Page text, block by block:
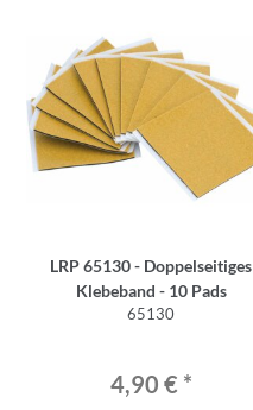
LRP 65130 - Doppelseitiges
Klebeband - 10 Pads
65130
4,90 € *